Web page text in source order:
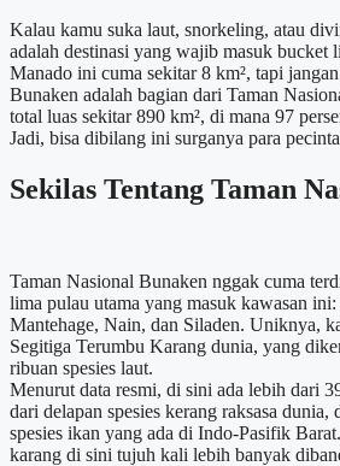
Kalau kamu suka laut, snorkeling, atau
adalah destinasi yang wajib masuk bucket
Manado ini cuma sekitar 8 km², tapi
Bunaken adalah bagian dari Taman
total luas sekitar 890 km², di mana 97
Jadi, bisa dibilang ini surganya para
Sekilas Tentang Taman
Taman Nasional Bunaken nggak cuma
lima pulau utama yang masuk kawasan
Mantehage, Nain, dan Siladen. Uniknya,
Segitiga Terumbu Karang dunia, yang
ribuan spesies laut.
Menurut data resmi, di sini ada lebih dari
dari delapan spesies kerang raksasa dunia,
spesies ikan yang ada di Indo-Pasifik
karang di sini tujuh kali lebih banyak